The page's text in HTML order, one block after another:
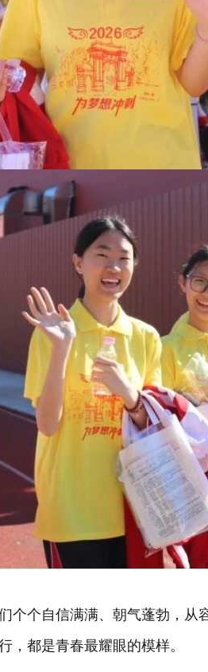
个个自信满满、朝气蓬勃，从
，都是青春最耀眼的模样。